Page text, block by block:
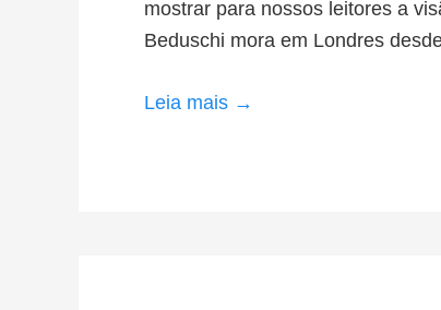
mostrar para nossos leitores a
Beduschi mora em Londres
Leia mais →